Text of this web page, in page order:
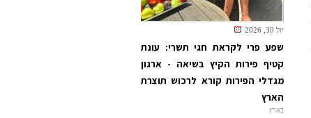
יול 30, 2026
שפע פרי לקראת חגי תשרי: עונת
קטיף פירות הקיץ בשיאה - ארגון
מגדלי הפירות קורא לרכוש תוצרת
הארץ
בארץ